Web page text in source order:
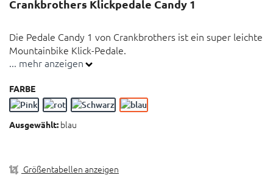
Crankbrothers Klickpedale Candy 1
Die Pedale Candy 1 von Crankbrothers ist ein super leichte
Mountainbike Klick-Pedale.
4-seitiger Einstieg
Doppeldichtungssystem
Auslösewinkel: 10°
... mehr anzeigen
FARBE
Ausgewählt: blau
Größentabellen anzeigen